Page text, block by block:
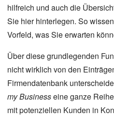
hilfreich und auch die
Sie hier hinterlegen. So
Vorfeld, was Sie erwarten
Über diese grundlegenden
nicht wirklich von den
Firmendatenbank
my Businesseine ganze
mit potenziellen Kunden in